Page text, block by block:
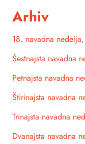
Arhiv
18. navadna nedelja,
Šestnajsta navadna
Petnajsta navadna
Štirinajsta navadna
Trinajsta navadna
Dvanajsta navadna